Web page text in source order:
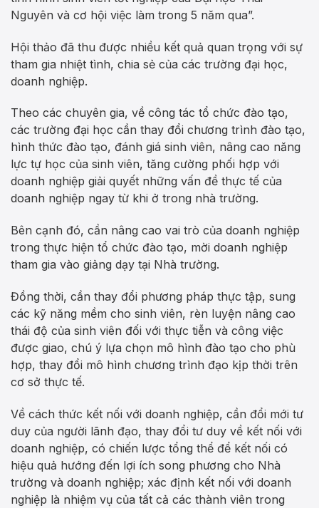
Nguyên và cơ hội việc làm trong 5 năm qua”.
Hội thảo đã thu được nhiều kết quả quan trọng với sự
tham gia nhiệt tình, chia sẻ của các trường đại học,
doanh nghiệp.
Theo các chuyên gia, về công tác tổ chức đào tạo,
các trường đại học cần thay đổi chương trình đào tạo,
hình thức đào tạo, đánh giá sinh viên, nâng cao năng
lực tự học của sinh viên, tăng cường phối hợp với
doanh nghiệp giải quyết những vấn đề thực tế của
doanh nghiệp ngay từ khi ở trong nhà trường.
Bên cạnh đó, cần nâng cao vai trò của doanh nghiệp
trong thực hiện tổ chức đào tạo, mời doanh nghiệp
tham gia vào giảng dạy tại Nhà trường.
Đồng thời, cần thay đổi phương pháp thực tập, sung
các kỹ năng mềm cho sinh viên, rèn luyện nâng cao
thái độ của sinh viên đối với thực tiễn và công việc
được giao, chú ý lựa chọn mô hình đào tạo cho phù
hợp, thay đổi mô hình chương trình đạo kịp thời trên
cơ sở thực tế.
Về cách thức kết nối với doanh nghiệp, cần đổi mới tư
duy của người lãnh đạo, thay đổi tư duy về kết nối với
doanh nghiệp, có chiến lược tổng thể để kết nối có
hiệu quả hướng đến lợi ích song phương cho Nhà
trường và doanh nghiệp; xác định kết nối với doanh
nghiệp là nhiệm vụ của tất cả các thành viên trong